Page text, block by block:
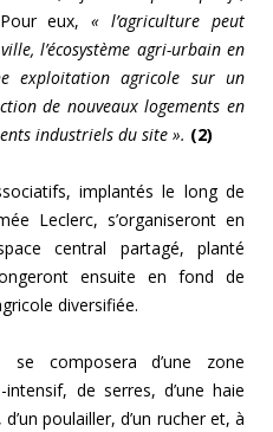
Pour eux, « l’agriculture peut
l’écosystème agri-urbain en
exploitation agricole sur un
de nouveaux logements en
industriels du site ». (2)
implantés le long de
Leclerc, s’organiseront en
central partagé, planté
ensuite en fond de
diversifiée.
se composera d’une zone
de serres, d’une haie
poulailler, d’un rucher et, à